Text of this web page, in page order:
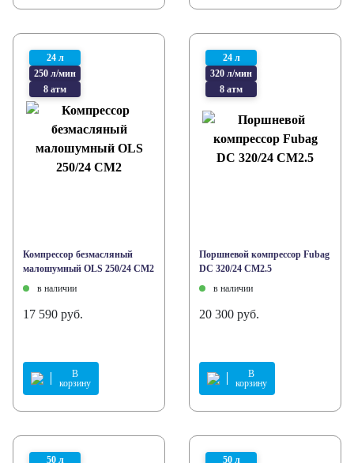
24 л
250 л/мин
8 атм
Компрессор безмасляный
малошумный OLS 250/24 CM2
в наличии
17 590 руб.
В
корзину
24 л
320 л/мин
8 атм
Поршневой компрессор Fubag
DC 320/24 CM2.5
в наличии
20 300 руб.
В
корзину
50 л 50 л